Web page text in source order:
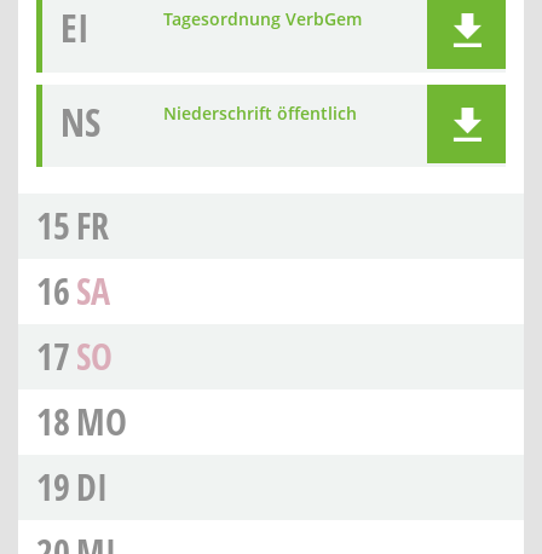
EI Tagesordnung VerbGem
NS Niederschrift öffentlich
15FR
16SA
17SO
18MO
19DI